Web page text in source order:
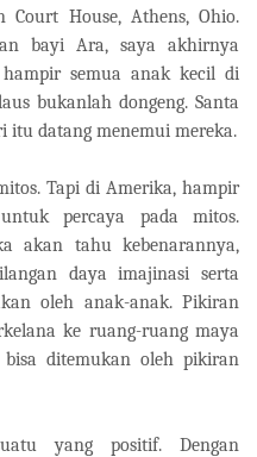
House, Athens, Ohio.
bayi Ara, saya akhirnya
semua anak kecil di
bukanlah dongeng. Santa
itu datang menemui mereka.
Tapi di Amerika, hampir
percaya pada mitos.
akan tahu kebenarannya,
daya imajinasi serta
oleh anak-anak. Pikiran
ke ruang-ruang maya
ditemukan oleh pikiran
yang positif. Dengan